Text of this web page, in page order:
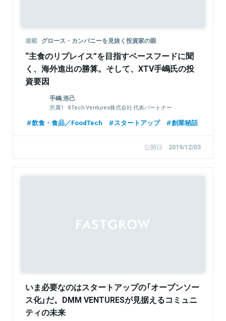
連載 グロース・カンパニーを見抜く投資家の眼
“主食のリプレイス”を目指すベースフードに聞
く、海外進出の勝算。そして、XTV手嶋氏の投
資要因
手嶋 浩己
XTech Ventures株式会社 代表パートナー
飲食・食品／FoodTech スタートアップ 創業秘話
公開日 2019/12/03
いま必要なのはスタートアップの「オープンソー
ス化」だ。DMM VENTURESが見据えるコミュニ
ティの未来